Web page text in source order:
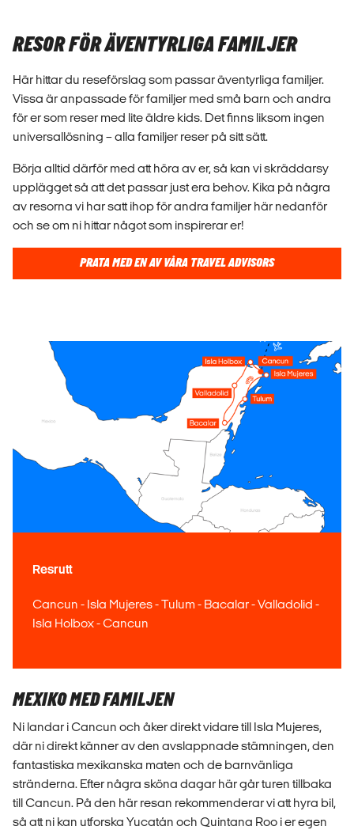
RESOR FÖR ÄVENTYRLIGA FAMILJER
Här hittar du reseförslag som passar äventyrliga familjer.
Vissa är anpassade för familjer med små barn och andra
för er som reser med lite äldre kids. Det finns liksom ingen
universallösning – alla familjer reser på sitt sätt.
Börja alltid därför med att höra av er, så kan vi skräddarsy
upplägget så att det passar just era behov. Kika på några
av resorna vi har satt ihop för andra familjer här nedanför
och se om ni hittar något som inspirerar er!
PRATA MED EN AV VÅRA TRAVEL ADVISORS
Resrutt
Cancun - Isla Mujeres - Tulum - Bacalar - Valladolid -
Isla Holbox - Cancun
MEXIKO MED FAMILJEN
Ni landar i Cancun och åker direkt vidare till Isla Mujeres,
där ni direkt känner av den avslappnade stämningen, den
fantastiska mexikanska maten och de barnvänliga
stränderna. Efter några sköna dagar här går turen tillbaka
till Cancun. På den här resan rekommenderar vi att hyra bil,
så att ni kan utforska Yucatán och Quintana Roo i er egen